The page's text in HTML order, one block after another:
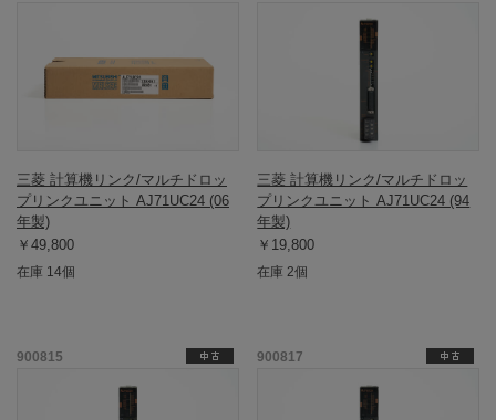
三菱 計算機リンク/マルチドロッ
プリンクユニット AJ71UC24 (06
年製)
￥49,800
在庫 14個
三菱 計算機リンク/マルチドロッ
プリンクユニット AJ71UC24 (94
年製)
￥19,800
在庫 2個
900815 900817